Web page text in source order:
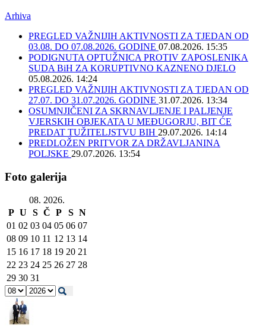
Arhiva
PREGLED VAŽNIJIH AKTIVNOSTI ZA TJEDAN OD
03.08. DO 07.08.2026. GODINE 07.08.2026. 15:35
PODIGNUTA OPTUŽNICA PROTIV ZAPOSLENIKA
SUDA BiH ZA KORUPTIVNO KAZNENO DJELO
05.08.2026. 14:24
PREGLED VAŽNIJIH AKTIVNOSTI ZA TJEDAN OD
27.07. DO 31.07.2026. GODINE 31.07.2026. 13:34
OSUMNJIČENI ZA SKRNAVLJENJE I PALJENJE
VJERSKIH OBJEKATA U MEĐUGORJU, BIT ĆE
PREDAT TUŽITELJSTVU BIH 29.07.2026. 14:14
PREDLOŽEN PRITVOR ZA DRŽAVLJANINA
POLJSKE 29.07.2026. 13:54
Foto galerija
08. 2026.
P U S Č P S N
01 02 03 04 05 06 07
08 09 10 11 12 13 14
15 16 17 18 19 20 21
22 23 24 25 26 27 28
29 30 31